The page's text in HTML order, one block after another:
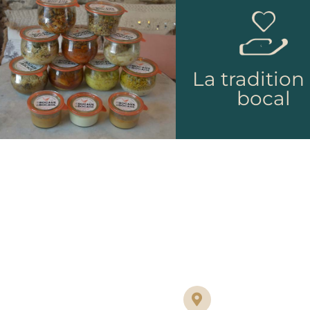
La tradition
bocal